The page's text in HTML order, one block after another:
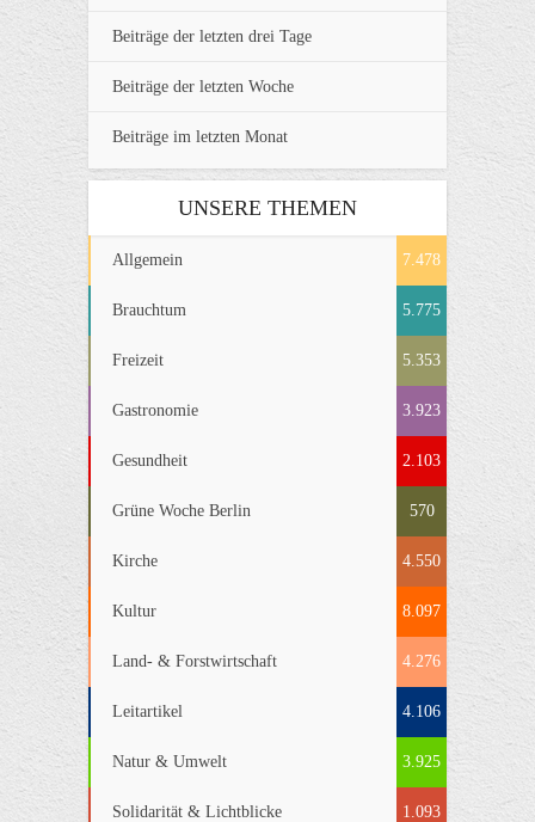
Beiträge der letzten drei Tage
Beiträge der letzten Woche
Beiträge im letzten Monat
UNSERE THEMEN
Allgemein 7.478
Brauchtum 5.775
Freizeit 5.353
Gastronomie 3.923
Gesundheit 2.103
Grüne Woche Berlin 570
Kirche 4.550
Kultur 8.097
Land- & Forstwirtschaft 4.276
Leitartikel 4.106
Natur & Umwelt 3.925
Solidarität & Lichtblicke 1.093